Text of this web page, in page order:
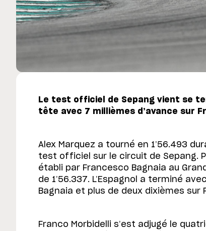
Le test officiel de Sepang vient se
tête avec 7 millièmes d’avance sur
Alex Marquez a tourné en 1’56.493
test officiel sur le circuit de Sepang.
établi par Francesco Bagnaia au
de 1’56.337. L’Espagnol a terminé
Bagnaia et plus de deux dixièmes sur
Franco Morbidelli s’est adjugé le